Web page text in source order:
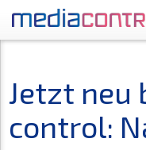
Jetzt neu
control: